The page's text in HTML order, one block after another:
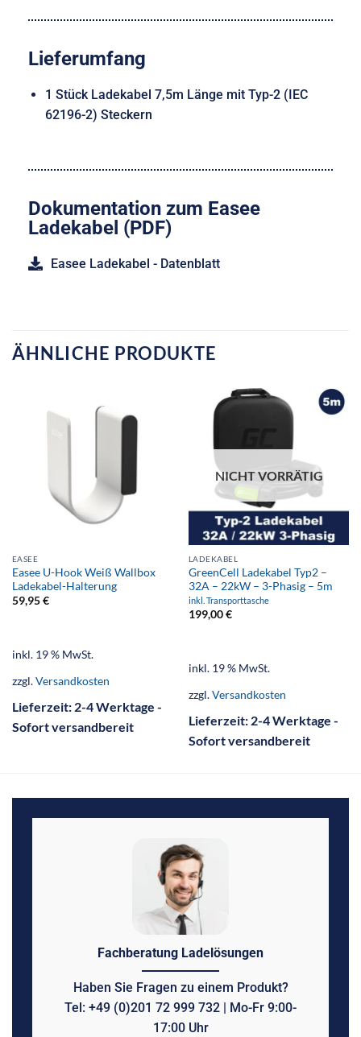
Lieferumfang
1 Stück Ladekabel 7,5m Länge mit Typ-2 (IEC
62196-2) Steckern
Dokumentation zum Easee
Ladekabel (PDF)
Easee Ladekabel - Datenblatt
ÄHNLICHE PRODUKTE
EASEE
Easee U-Hook Weiß Wallbox
Ladekabel-Halterung
59,95€
inkl. 19 % MwSt.
zzgl.Versandkosten
Lieferzeit: 2-4 Werktage -
Sofort versandbereit
NICHT VORRÄTIG
LADEKABEL
GreenCell Ladekabel Typ2 –
32A – 22kW – 3-Phasig – 5m
inkl. Transporttasche
199,00€
inkl. 19 % MwSt.
zzgl.Versandkosten
Lieferzeit: 2-4 Werktage -
Sofort versandbereit
Fachberatung Ladelösungen
Haben Sie Fragen zu einem Produkt?
Tel: +49 (0)201 72 999 732 | Mo-Fr 9:00-
17:00 Uhr